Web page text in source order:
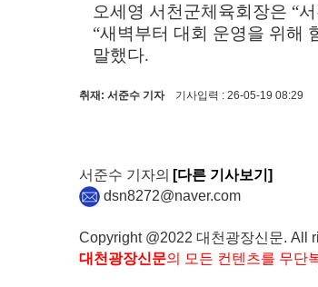
오세영 서천군체육회장은 “
“새벽부터 대회 운영을 위해
말했다.
취재: 서준수 기자기사입력 : 26-05-19 08:29
서준수 기자의 [다른 기사보기]
dsn8272@naver.com
Copyright @2022 대천광장신문. All
대천광장신문의 모든 컨텐츠를 무단